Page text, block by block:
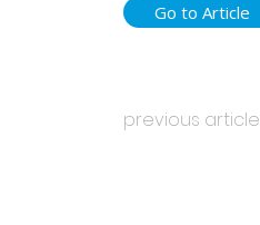
Go to Article
previous article